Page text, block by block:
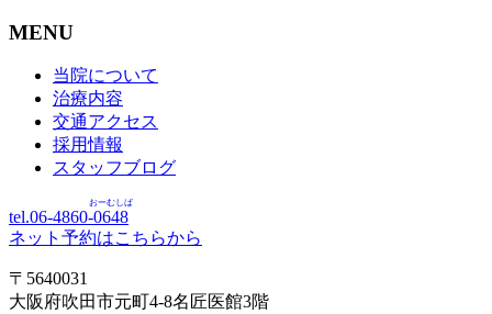
MENU
当院について
治療内容
交通アクセス
採用情報
スタッフブログ
tel.06-4860-0648
おーむしば
ネット予約はこちらから
〒5640031
大阪府吹田市元町4-8名匠医館3階